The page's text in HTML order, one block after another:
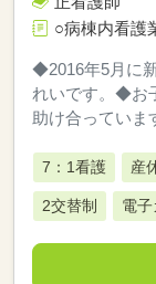
○病棟内看護
◆2016年5月に
れいです。◆お
助け合っていま
7：1看護 産
2交替制 電